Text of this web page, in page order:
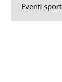
Eventi